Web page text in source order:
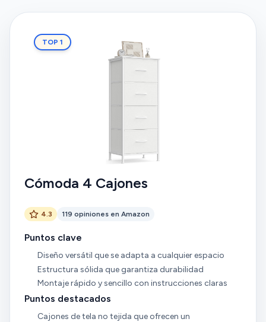
TOP 1
Cómoda 4 Cajones
4.3 119 opiniones en Amazon
Puntos clave
Diseño versátil que se adapta a cualquier espacio
Estructura sólida que garantiza durabilidad
Montaje rápido y sencillo con instrucciones claras
Puntos destacados
Cajones de tela no tejida que ofrecen un